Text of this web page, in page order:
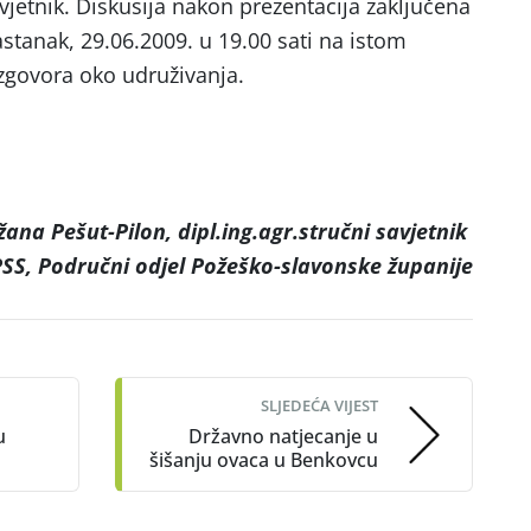
Diskusija nakon prezentacija zaključena
29.06.2009. u 19.00 sati na istom
oko udruživanja.
Pešut-Pilon, dipl.ing.agr.stručni savjetnik
Područni odjel Požeško-slavonske županije
SLJEDEĆA VIJEST
Državno natjecanje u
šišanju ovaca u Benkovcu